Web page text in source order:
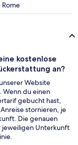
Rome
kostenlose
an?
Website
Wenn du einen
gebucht hast,
stornieren, je
Die genauen
jeweiligen Unterkunft